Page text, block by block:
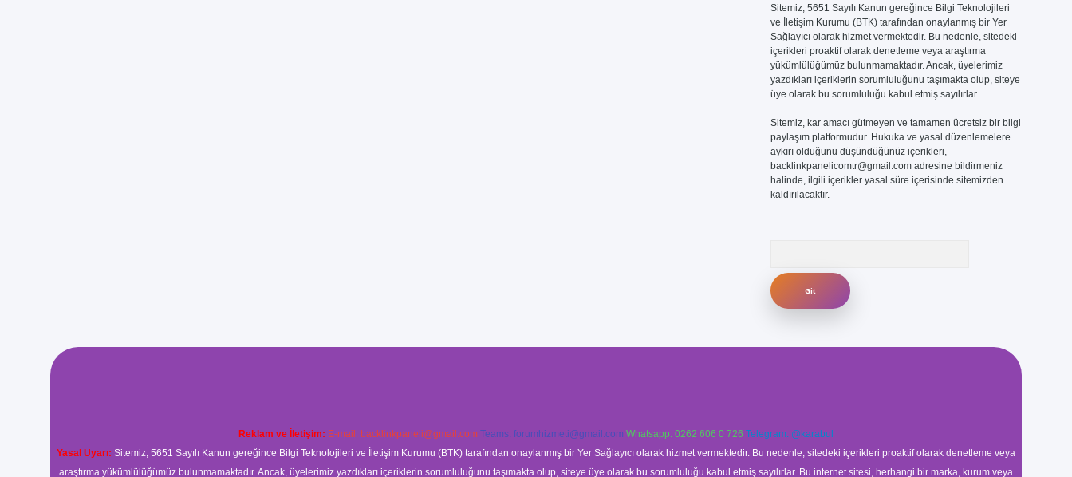
Sitemiz, 5651 Sayılı Kanun gereğince Bilgi Teknolojileri
ve İletişim Kurumu (BTK) tarafından onaylanmış bir Yer
Sağlayıcı olarak hizmet vermektedir. Bu nedenle, sitedeki
içerikleri proaktif olarak denetleme veya araştırma
yükümlülüğümüz bulunmamaktadır. Ancak, üyelerimiz
yazdıkları içeriklerin sorumluluğunu taşımakta olup, siteye
üye olarak bu sorumluluğu kabul etmiş sayılırlar.
Sitemiz, kar amacı gütmeyen ve tamamen ücretsiz bir bilgi
paylaşım platformudur. Hukuka ve yasal düzenlemelere
aykırı olduğunu düşündüğünüz içerikleri,
backlinkpanelicomtr@gmail.comadresine bildirmeniz
halinde, ilgili içerikler yasal süre içerisinde sitemizden
kaldırılacaktır.
Reklam ve İletişim: E-mail: backlinkpaneli@gmail.com Teams: forumhizmeti@gmail.com Whatsapp: 0262 606 0 726 Telegram: @karabul
Yasal Uyarı: Sitemiz, 5651 Sayılı Kanun gereğince Bilgi Teknolojileri ve İletişim Kurumu (BTK) tarafından onaylanmış bir Yer Sağlayıcı olarak hizmet vermektedir. Bu nedenle, sitedeki içerikleri proaktif olarak denetleme veya
araştırma yükümlülüğümüz bulunmamaktadır. Ancak, üyelerimiz yazdıkları içeriklerin sorumluluğunu taşımakta olup, siteye üye olarak bu sorumluluğu kabul etmiş sayılırlar. Bu internet sitesi, herhangi bir marka, kurum veya